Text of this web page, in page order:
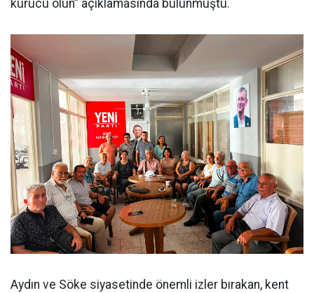
kurucu olun” açıklamasında bulunmuştu.
Aydın ve Söke siyasetinde önemli izler bırakan, kent